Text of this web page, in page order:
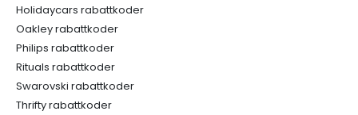
Holidaycars rabattkoder
Oakley rabattkoder
Philips rabattkoder
Rituals rabattkoder
Swarovski rabattkoder
Thrifty rabattkoder